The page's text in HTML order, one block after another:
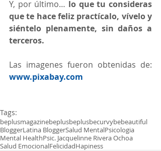
Y, por último… lo que tu consideras
que te hace feliz practícalo, vívelo y
siéntelo plenamente, sin daños a
terceros.
www.pixabay.com
Tags:
beplusmagazinebeplusbeplusbecurvybebeautiful
BloggerLatina BloggerSalud MentalPsicologia
Mental HealthPsic. Jacquelinne Rivera Ochoa
Salud EmocionalFelicidadHapiness